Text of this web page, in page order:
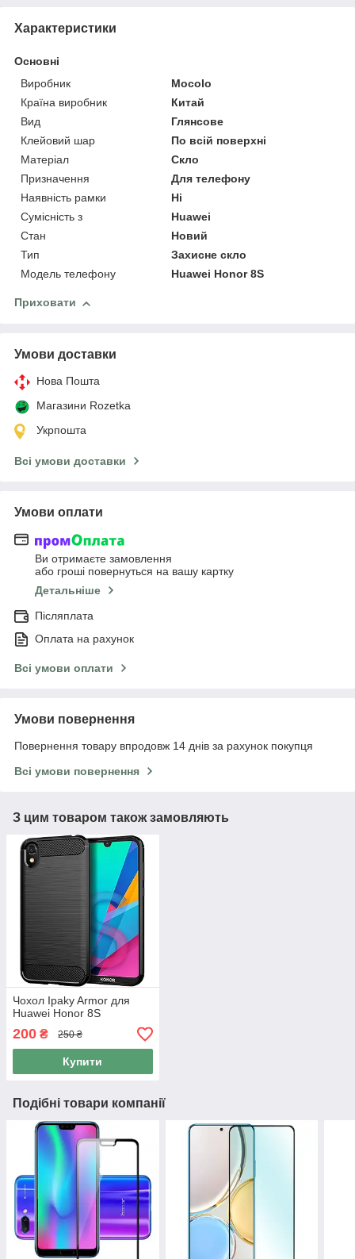
Характеристики
Основні
Виробник
Mocolo
Країна виробник
Китай
Вид
Глянсове
Клейовий шар
По всій поверхні
Матеріал
Скло
Призначення
Для телефону
Наявність рамки
Ні
Сумісність з
Huawei
Стан
Новий
Тип
Захисне скло
Модель телефону
Huawei Honor 8S
Приховати
Умови доставки
Нова Пошта
Магазини Rozetka
Укрпошта
Всі умови доставки
Умови оплати
Ви отримаєте замовлення
або гроші повернуться на вашу картку
Детальніше
Післяплата
Оплата на рахунок
Всі умови оплати
Умови повернення
Повернення товару впродовж 14 днів за рахунок покупця
Всі умови повернення
З цим товаром також замовляють
Чохол Ipaky Armor для
Huawei Honor 8S
200 ₴ 250 ₴
Купити
Подібні товари компанії